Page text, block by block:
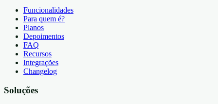
Funcionalidades
Para quem é?
Planos
Depoimentos
FAQ
Recursos
Integrações
Changelog
Soluções